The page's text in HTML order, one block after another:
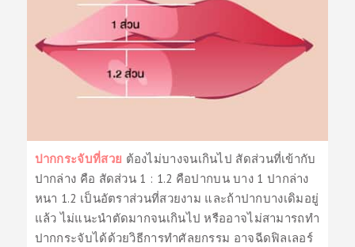
ปากกระจับที่สวย ต้องไม่บางจนเกินไป สัดส่วนที่เข้ากับ
ปากล่าง คือ สัดส่วน 1 : 1.2 คือปากบน บาง 1 ปากล่าง
หนา 1.2 เป็นอัตราส่วนที่สวยงาม และถ้าปากบางเดิมอยู่
แล้ว ไม่แนะนำตัดมากจนเกินไป หรืออาจไม่สามารถทำ
ปากกระจับได้ด้วยวิธีการทำศัลยกรรม อาจฉีดฟิลเลอร์